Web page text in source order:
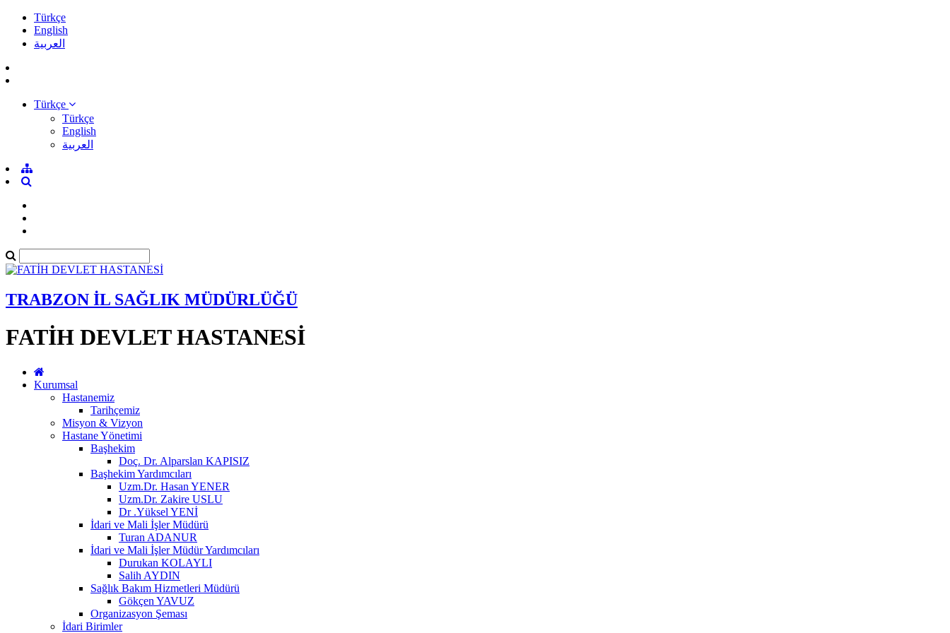
Türkçe
English
العربية
Türkçe
Türkçe
English
العربية
TRABZON İL SAĞLIK MÜDÜRLÜĞÜ
FATİH DEVLET HASTANESİ
Kurumsal
Hastanemiz
Tarihçemiz
Misyon & Vizyon
Hastane Yönetimi
Başhekim
Doç. Dr. Alparslan KAPISIZ
Başhekim Yardımcıları
Uzm.Dr. Hasan YENER
Uzm.Dr. Zakire USLU
Dr .Yüksel YENİ
İdari ve Mali İşler Müdürü
Turan ADANUR
İdari ve Mali İşler Müdür Yardımcıları
Durukan KOLAYLI
Salih AYDIN
Sağlık Bakım Hizmetleri Müdürü
Gökçen YAVUZ
Organizasyon Şeması
İdari Birimler